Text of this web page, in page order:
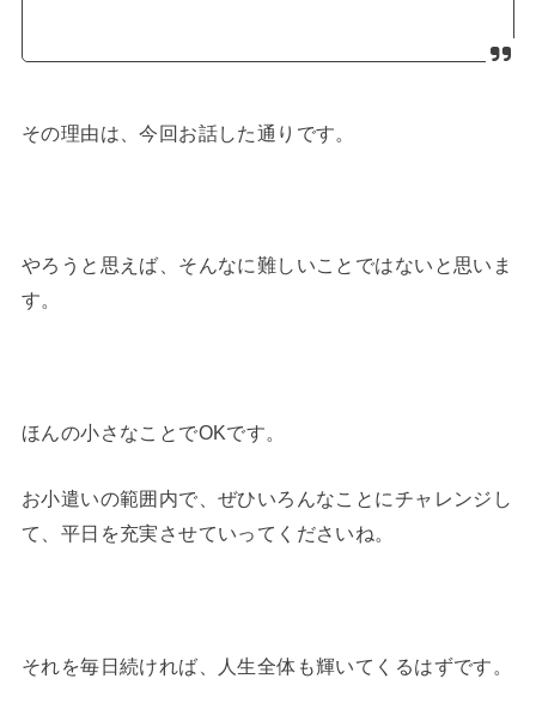
その理由は、今回お話した通りです。
やろうと思えば、そんなに難しいことではないと思いま
す。
ほんの小さなことでOKです。
お小遣いの範囲内で、ぜひいろんなことにチャレンジし
て、平日を充実させていってくださいね。
それを毎日続ければ、人生全体も輝いてくるはずです。